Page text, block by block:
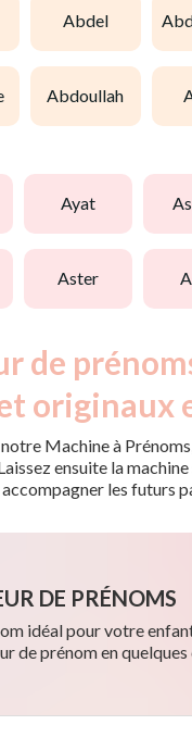
abdel
abdoullah
ayat
aster
de
originaux
Machine à
ensuite la
les futurs
DE PRÉNOMS
idéal pour votre
de prénom en quelques